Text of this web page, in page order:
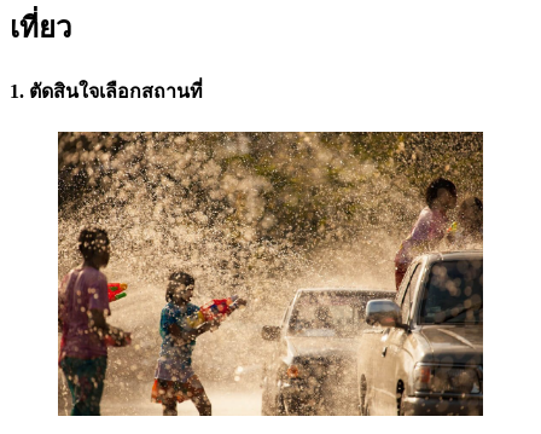
เที่ยว
1. ตัดสินใจเลือกสถานที่